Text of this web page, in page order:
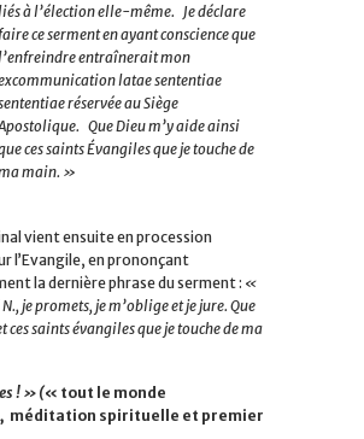
liés à l’élection elle-même. Je déclare
faire ce serment en ayant conscience que
l’enfreindre entraînerait mon
latae sententiae
réservée au Siège
Que Dieu m’y aide ainsi
ces saints Évangiles que je touche de
main. »
vient ensuite en procession
l’Evangile, en prononçant
la dernière phrase du serment : «
je promets, je m’oblige et je jure. Que
ces saints évangiles que je touche de ma
! » (« tout le monde
méditation spirituelle et premier